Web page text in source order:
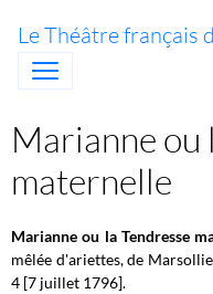
Le Théâtre français
Marianne ou
maternelle
Marianne ou la Tendresse
mêlée d'ariettes, de
4 [7 juillet 1796].